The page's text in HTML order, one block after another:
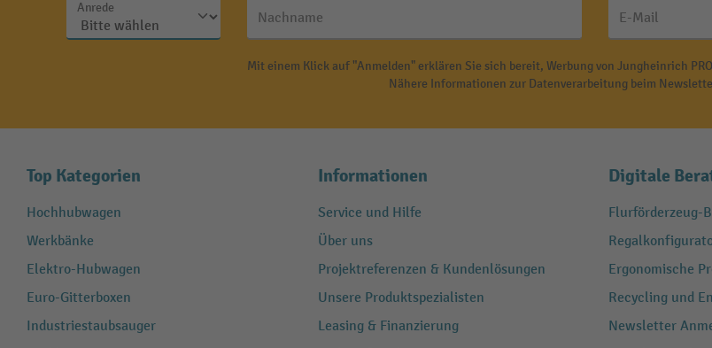
Anrede
Nachname E-Mail
Mit einem Klick auf "Anmelden" erklären Sie sich bereit, Werbung von Jungheinrich
Nähere Informationen zur Datenverarbeitung beim
Top Kategorien
Hochhubwagen
Werkbänke
Elektro-Hubwagen
Euro-Gitterboxen
Industriestaubsauger
Informationen
Service und Hilfe
Über uns
Projektreferenzen & Kundenlösungen
Unsere Produktspezialisten
Leasing & Finanzierung
Digitale
Flurförderzeug-
Ergonomische
Recycling und
Newsletter